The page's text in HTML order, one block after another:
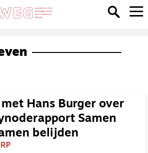
Hans Burger over
Samen
belijden